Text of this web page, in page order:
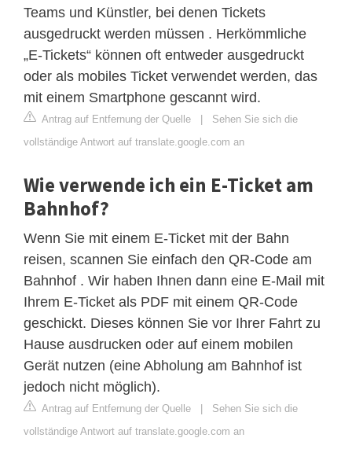
Teams und Künstler, bei denen Tickets
ausgedruckt werden müssen . Herkömmliche
„E-Tickets“ können oft entweder ausgedruckt
oder als mobiles Ticket verwendet werden, das
mit einem Smartphone gescannt wird.
Antrag auf Entfernung der Quelle | Sehen Sie sich die
vollständige Antwort auf translate.google.com an
Wie verwende ich ein E-Ticket am
Bahnhof?
Wenn Sie mit einem E-Ticket mit der Bahn
reisen, scannen Sie einfach den QR-Code am
Bahnhof . Wir haben Ihnen dann eine E-Mail mit
Ihrem E-Ticket als PDF mit einem QR-Code
geschickt. Dieses können Sie vor Ihrer Fahrt zu
Hause ausdrucken oder auf einem mobilen
Gerät nutzen (eine Abholung am Bahnhof ist
jedoch nicht möglich).
Antrag auf Entfernung der Quelle | Sehen Sie sich die
vollständige Antwort auf translate.google.com an